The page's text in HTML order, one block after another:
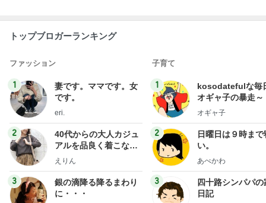
トップブロガーランキング
ファッション
1
妻です。ママです。女
です。
eri.
2
40代からの大人カジュ
アルを品良く着こなす
ファッションブログ
えりん
3
銀の滴降る降るまわり
に・・・
子育て
1
kosodatefulな毎
オギャ子の暴走～
オギャ子
2
日曜日は９時まで
い。
あべかわ
3
四十路シンパパの
日記